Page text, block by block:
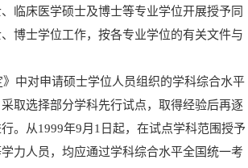
临床医学硕士及博士等专业学位开展授予同
博士学位工作，按各专业学位的有关文件与
》中对申请硕士学位人员组织的学科综合水平
取选择部分学科先行试点，取得经验后再逐
。从1999年9月 1 日起，在试点学科范围授予
力人员，均应通过学科综合水平全国统一考